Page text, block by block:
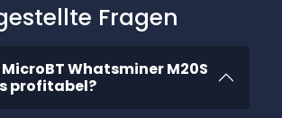
Fragen
Whatsminer M20S
profitabel?